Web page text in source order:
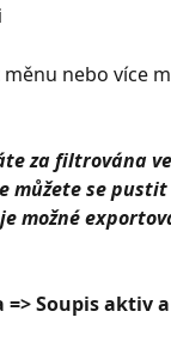
nebo více
za filtrována
můžete se
možné
=> Soupis aktiv